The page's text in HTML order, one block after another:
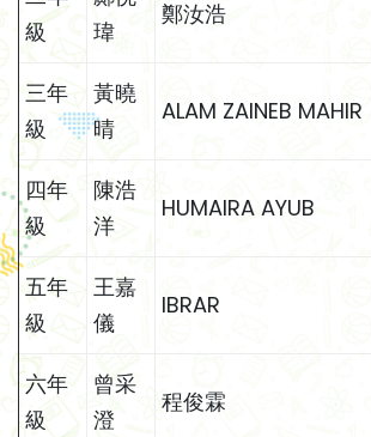
級
瑋
鄭汝浩
三年
級
黃曉
晴
ALAM ZAINEB MAHIR
四年
級
陳浩
洋
HUMAIRA AYUB
五年
級
王嘉
儀
IBRAR
六年
級
曾采
澄
程俊霖